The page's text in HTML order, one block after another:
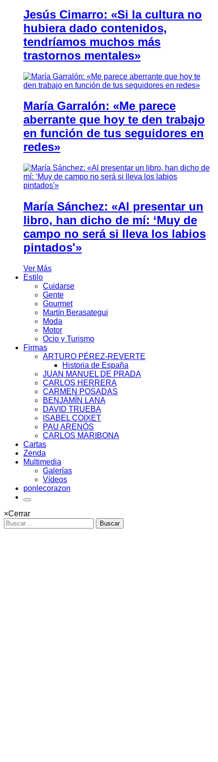
Jesús Cimarro: «Si la cultura no
hubiera dado contenidos,
tendríamos muchos más
trastornos mentales»
María Garralón: «Me parece
aberrante que hoy te den trabajo
en función de tus seguidores en
redes»
María Sánchez: «Al presentar un
libro, han dicho de mí: ‘Muy de
campo no será si lleva los labios
pintados'»
Ver Más
Estilo
Cuidarse
Gente
Gourmet
Martín Berasategui
Moda
Motor
Ocio y Turismo
Firmas
ARTURO PÉREZ-REVERTE
Historia de España
JUAN MANUEL DE PRADA
CARLOS HERRERA
CARMEN POSADAS
BENJAMÍN LANA
DAVID TRUEBA
ISABEL COIXET
PAU ARENÓS
CARLOS MARIBONA
Cartas
Zenda
Multimedia
Galerías
Vídeos
ponlecorazon
×Cerrar
Buscar